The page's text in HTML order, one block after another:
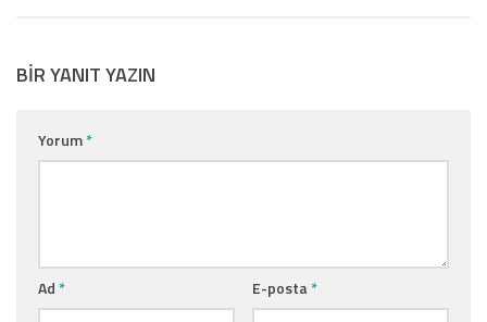
BIR YANIT YAZIN
Yorum*
Ad* E-posta*